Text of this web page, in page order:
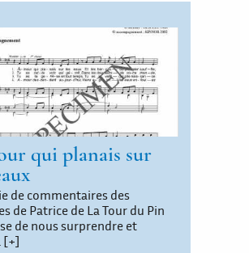
qui planais sur
de commentaires des
de Patrice de La Tour du Pin
de nous surprendre et
[+]